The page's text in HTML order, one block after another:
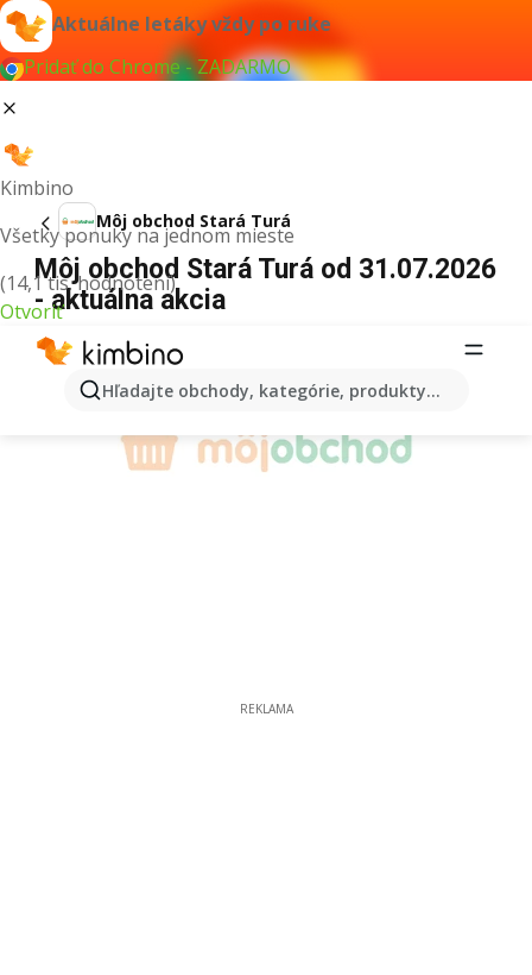
Aktuálne letáky vždy po ruke
Pridať do Chrome - ZADARMO
Kimbino
Všetky ponuky na jednom mieste
(14,1 tis. hodnotení)
Otvoriť
Hľadajte obchody, kategórie, produkty...
Môj obchod Stará Turá
Môj obchod Stará Turá od 31.07.2026
- aktuálna akcia
REKLAMA